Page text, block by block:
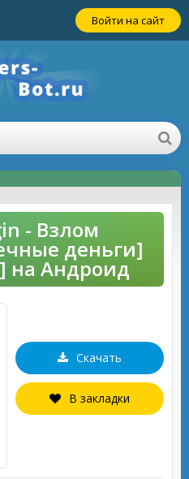
Войти на сайт
- Взлом
деньги]
Андроид
Скачать
В закладки